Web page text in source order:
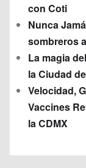
con Coti
Nunca
sombreros
La magia
la Ciudad
Velocidad,
Vaccines
la CDMX